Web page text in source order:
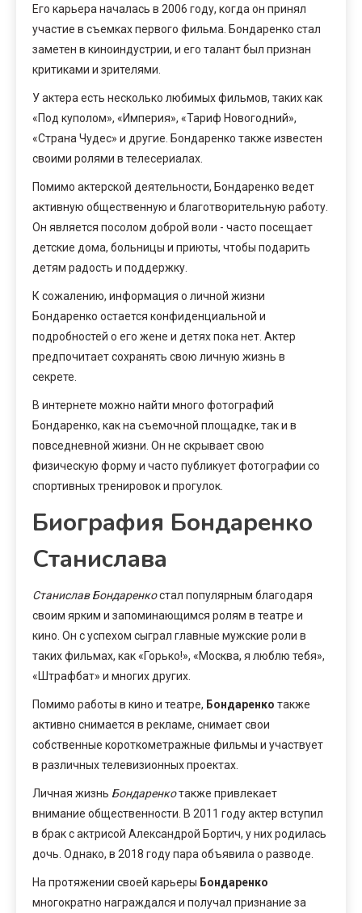
Его карьера началась в 2006 году, когда он принял
участие в съемках первого фильма. Бондаренко стал
заметен в киноиндустрии, и его талант был признан
критиками и зрителями.
У актера есть несколько любимых фильмов, таких как
«Под куполом», «Империя», «Тариф Новогодний»,
«Страна Чудес» и другие. Бондаренко также известен
своими ролями в телесериалах.
Помимо актерской деятельности, Бондаренко ведет
активную общественную и благотворительную работу.
Он является посолом доброй воли - часто посещает
детские дома, больницы и приюты, чтобы подарить
детям радость и поддержку.
К сожалению, информация о личной жизни
Бондаренко остается конфиденциальной и
подробностей о его жене и детях пока нет. Актер
предпочитает сохранять свою личную жизнь в
секрете.
В интернете можно найти много фотографий
Бондаренко, как на съемочной площадке, так и в
повседневной жизни. Он не скрывает свою
физическую форму и часто публикует фотографии со
спортивных тренировок и прогулок.
Биография Бондаренко
Станислава
Станислав Бондаренкостал популярным благодаря
своим ярким и запоминающимся ролям в театре и
кино. Он с успехом сыграл главные мужские роли в
таких фильмах, как «Горько!», «Москва, я люблю тебя»,
«Штрафбат» и многих других.
Помимо работы в кино и театре, Бондаренко также
активно снимается в рекламе, снимает свои
собственные короткометражные фильмы и участвует
в различных телевизионных проектах.
Личная жизнь Бондаренкотакже привлекает
внимание общественности. В 2011 году актер вступил
в брак с актрисой Александрой Бортич, у них родилась
дочь. Однако, в 2018 году пара объявила о разводе.
На протяжении своей карьеры Бондаренко
многократно награждался и получал признание за